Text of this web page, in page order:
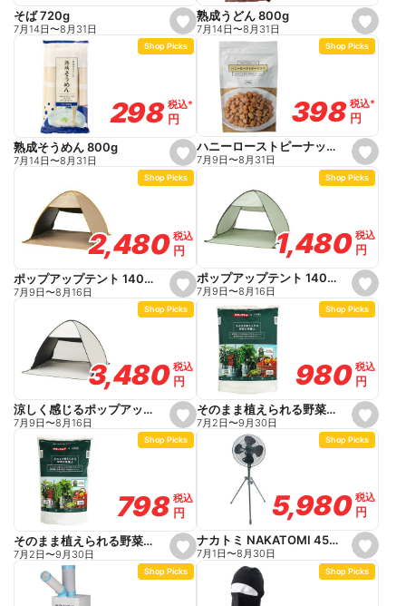
e
e
s
e
t
o
r
e
そば 720g
7月14日〜8月31日
s
e
t
o
r
e
熟成うどん 800g
7月14日〜8月31日
s
e
t
o
r
i
e
Shop Picks
298
298税込*
税込*
円
円
熟成そうめん 800g
7月14日〜8月31日
s
e
t
o
r
i
e
Shop Picks
398
398 税込*
税込*
円
円
ハニーローストピーナッツ 340g
7月9日〜8月31日
s
e
t
o
r
i
e
Shop Picks
2,480
2,480税込
税込
円
円
ポップアップテント 140cm ブラックコーティング ベージュ
7月9日〜8月16日
s
e
t
o
r
i
e
Shop Picks
1,480
1,480 税込
税込
円
円
ポップアップテント 140cm グリーン
7月9日〜8月16日
s
e
t
o
r
i
e
Shop Picks
3,480
3,480税込
税込
円
円
涼しく感じるポップアップテント 140cm ホワイト
7月9日〜8月16日
s
e
t
o
r
i
e
Shop Picks
980
980 税込
税込
円
円
そのまま植えられる野菜の培養土 25L
7月2日〜9月30日
s
e
t
Shop Picks
798
798税込
税込
円
円
そのまま植えられる野菜の培養土 15L
7月2日〜9月30日
s
e
t
Shop Picks
5,980
5,980 税込
税込
円
円
ナカトミ NAKATOMI 45cmスタンド扇 HSE-45BGP
7月1日〜8月30日
Shop Picks Shop Picks